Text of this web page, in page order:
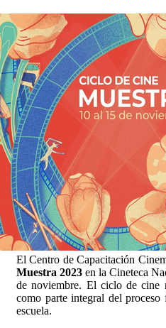
El Centro de Capacitación
Muestra 2023 en la Cineteca
de noviembre. El ciclo de cine
como parte integral del
escuela.